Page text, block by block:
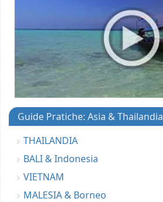
Guide Pratiche: Asia & Thailandia
THAILANDIA
BALI & Indonesia
VIETNAM
MALESIA & Borneo